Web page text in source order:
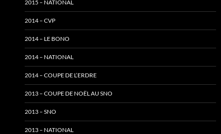
2015 – NATIONAL
2014 – CVP
2014 – LE BONO
2014 – NATIONAL
2014 – COUPE DE L’ERDRE
2013 – COUPE DE NOËL AU SNO
2013 – SNO
2013 – NATIONAL